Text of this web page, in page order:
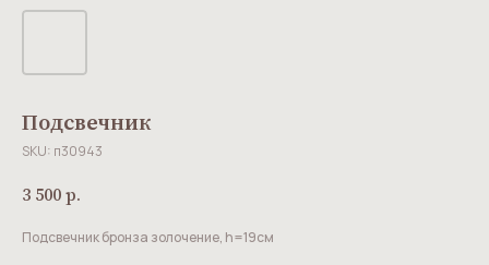
Подсвечник
SKU: п30943
3 500р.
Подсвечник бронза золочение, h=19см